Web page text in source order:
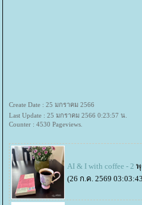
Create Date : 25 มกราคม 2566
Last Update : 25 มกราคม 2566 0:23:57 น.
Counter : 4530 Pageviews.
AI & I with coffee - 2
(26 ก.ค. 2569